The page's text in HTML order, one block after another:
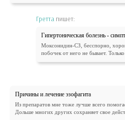
Гретта пишет:
Гипертоническая болезнь -
Моксонидин-СЗ, бесспорно,
побочек от него не бывает.
Причины и лечение эзофагита
Из препаратов мне тоже лучше всего
Дольше многих других сохраняет свое